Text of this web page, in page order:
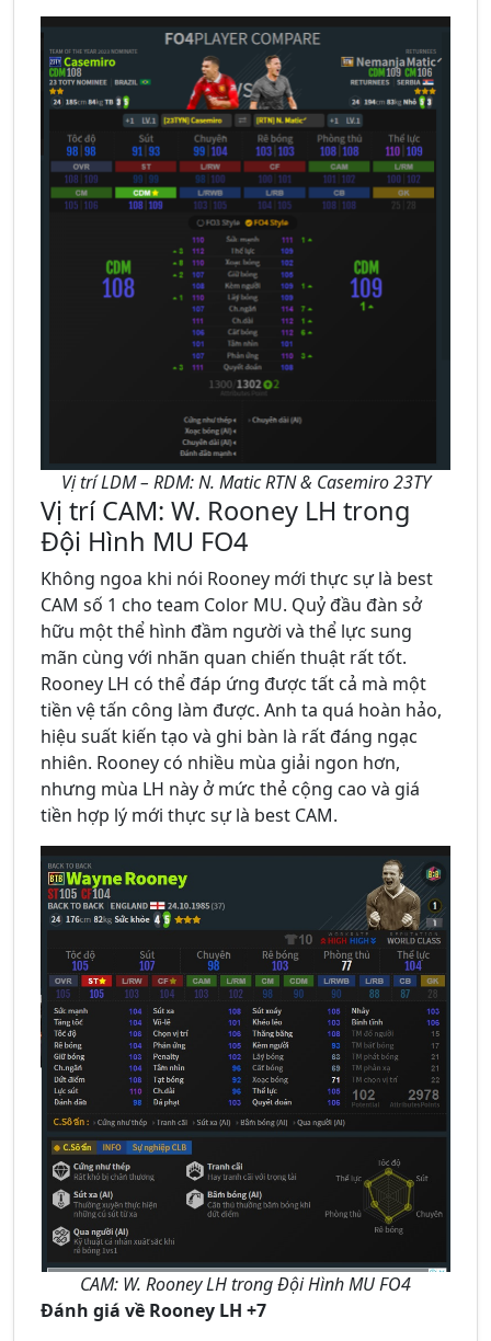
Vị trí LDM – RDM: N. Matic RTN & Casemiro 23TY
Vị trí CAM: W. Rooney LH trong
Đội Hình MU FO4
Không ngoa khi nói Rooney mới thực sự là best
CAM số 1 cho team Color MU. Quỷ đầu đàn sở
hữu một thể hình đầm người và thể lực sung
mãn cùng với nhãn quan chiến thuật rất tốt.
Rooney LH có thể đáp ứng được tất cả mà một
tiền vệ tấn công làm được. Anh ta quá hoàn hảo,
hiệu suất kiến tạo và ghi bàn là rất đáng ngạc
nhiên. Rooney có nhiều mùa giải ngon hơn,
nhưng mùa LH này ở mức thẻ cộng cao và giá
tiền hợp lý mới thực sự là best CAM.
CAM: W. Rooney LH trong Đội Hình MU FO4
Đánh giá về Rooney LH +7